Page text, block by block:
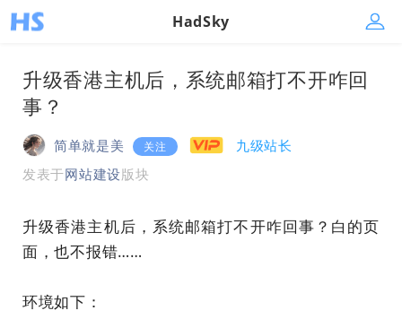
HadSky
升级香港主机后，系统邮箱打不开咋回
事？
简单就是美 关注
九级站长
发表于网站建设版块
升级香港主机后，系统邮箱打不开咋回事？白的页
面，也不报错……
环境如下：